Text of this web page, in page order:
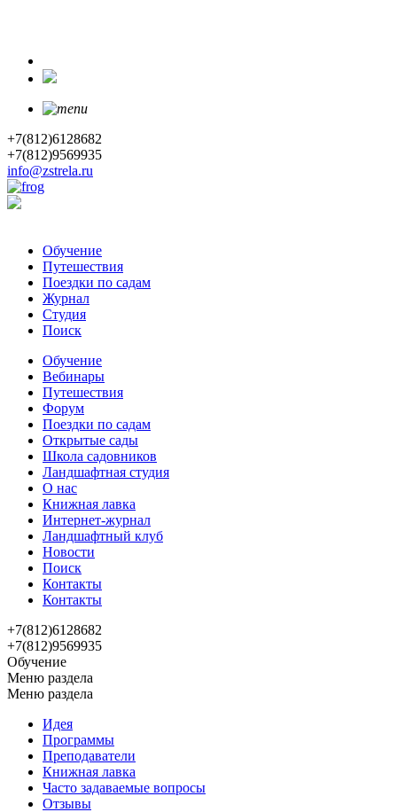
+7(812)6128682
+7(812)9569935
info@zstrela.ru
Обучение
Путешествия
Поездки по садам
Журнал
Студия
Поиск
Обучение
Вебинары
Путешествия
Форум
Поездки по садам
Открытые сады
Школа садовников
Ландшафтная студия
О нас
Книжная лавка
Интернет-журнал
Ландшафтный клуб
Новости
Поиск
Контакты
Контакты
+7(812)6128682
+7(812)9569935
Обучение
Меню раздела
Меню раздела
Идея
Программы
Преподаватели
Книжная лавка
Часто задаваемые вопросы
Отзывы